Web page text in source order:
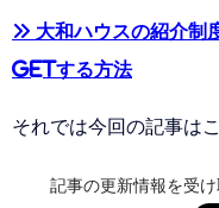
» 大和ハウスの紹介制
GETする方法
それでは今回の記事は
記事の更新情報を受